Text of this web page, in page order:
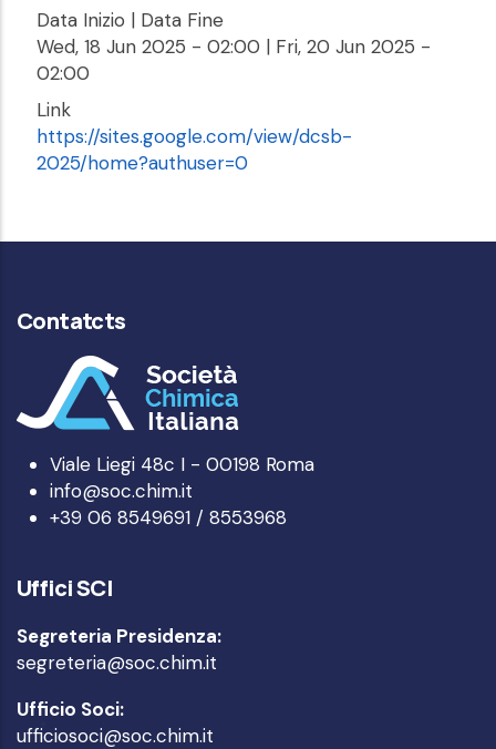
Data Inizio | Data Fine
Wed, 18 Jun 2025 - 02:00 | Fri, 20 Jun 2025 -
02:00
Link
https://sites.google.com/view/dcsb-
2025/home?authuser=0
Contatcts
Viale Liegi 48c I - 00198 Roma
info@soc.chim.it
+39 06 8549691 / 8553968
Uffici SCI
Segreteria Presidenza:
segreteria@soc.chim.it
Ufficio Soci:
ufficiosoci@soc.chim.it